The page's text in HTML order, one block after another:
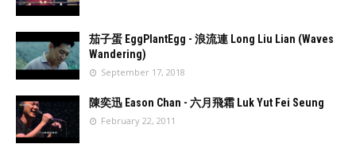
'data:post.fea
turedImage
resizeImage
100'
'data:post.fea
turedImage
resizeImage
100'
茄子蛋 EggPlantEgg - 浪流連 Long Liu Lian (Waves
Wandering)
September 17, 2018
陳奕迅 Eason Chan - 六月飛霜 Luk Yut Fei Seung
February 22, 2011